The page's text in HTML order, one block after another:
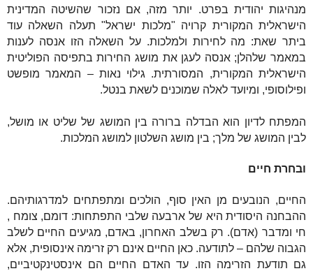
מנהיגות יהודית בפרט. יותר מזה, אם נזכור שהשיטה המדינית
הישראלית המקורית קרויה "מלכות ישראל" תעלה השאלה עוד
ביתר שאת: מה לחירות ולמלכות. על השאלה הזו אנסה לענות
במאמר שלהלן; אנסה לעגן את מושג החירות בתפיסה הפוליטית
הישראלית המקורית, המסורתית. גילוי נאות – המאמר מופשט
ופילוסופי, ומיועד לאלה שמוכנים לשאת בנטל.
המפתח לדיון הוא הבדלה ברורה בין המושג של שליט או מושל,
לבין המושג של מלך; בין מושג השלטון למושג המלכות.
ובחרת חיים
החיים, הנובעים מן האין סוף, הולכים ומתפתחים למדרגותיהם.
ההבחנה היסודית היא של ארבעה שלבי התפתחות: דומם, צומח ,
חי ומדבר (אדם). רק בשלב האחרון, באדם, מגיעים החיים לשלב
הגבוה שלהם – לתודעה. כאן החיים אינם רק זרימה אינסופית, אלא
גם תודעת הזרימה הזו. עד האדם החיים הם אינסטינקטיביים,